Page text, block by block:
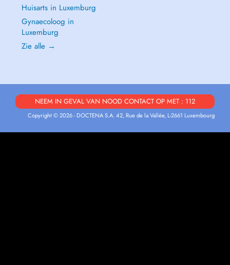
Huisarts in Luxemburg
Gynaecoloog in
Luxemburg
Zie alle →
NEEM IN GEVAL VAN NOOD CONTACT OP MET : 112
Copyright © 2026 - DOCTENA S.A. 42, Rue de la Vallée, L-2661 Luxembourg